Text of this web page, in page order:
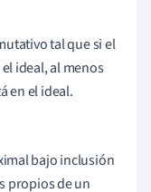
tal que si el
ideal, al menos
en el ideal.
bajo inclusión
propios de un